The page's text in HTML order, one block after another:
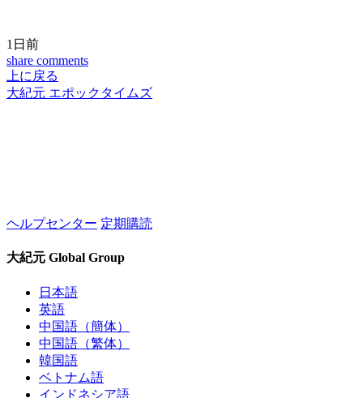
1日前
share comments
上に戻る
大紀元 エポックタイムズ
ヘルプセンター 定期購読
大紀元 Global Group
日本語
英語
中国語（簡体）
中国語（繁体）
韓国語
ベトナム語
インドネシア語